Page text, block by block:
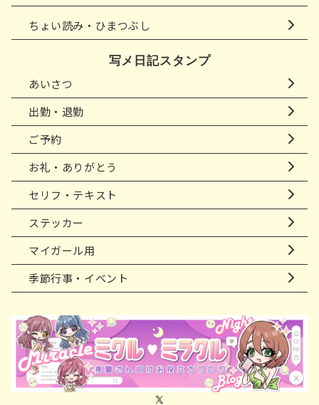
ちょい読み・ひまつぶし
写メ日記スタンプ
あいさつ
出勤・退勤
ご予約
お礼・ありがとう
セリフ・テキスト
ステッカー
マイガール用
季節行事・イベント